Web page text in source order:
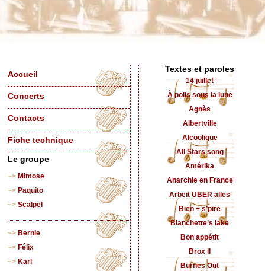
Accueil
Concerts
Contacts
Fiche technique
Le groupe
Mimose
Paquito
Scalpel
Bernie
Félix
Karl
Textes et paroles
14 juillet
À poils sous la lune
Agnès
Albertville
Alcoolique
All Stars song
Amérika
Anarchie en France
Arbeit UBER alles
Bien + s’pire
Blanchette’s lake
Bon appétit
Brox II
Burnes Out